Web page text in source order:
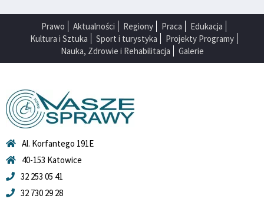
Prawo Aktualności Regiony Praca
Edukacja
Kultura i Sztuka
Sport i turystyka
Projekty Programy
Nauka, Zdrowie i Rehabilitacja
Galerie
Al. Korfantego 191E
40-153 Katowice
32 253 05 41
32 730 29 28